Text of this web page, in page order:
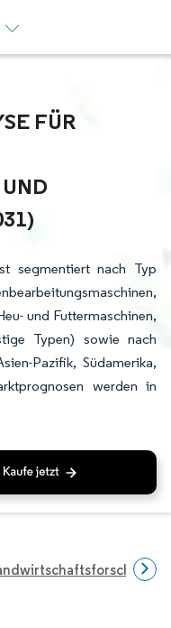
FÜR L
P
segmentiert nach Typ
und Futtermaschinen,
Typen) sowie nach
Pazifik, Südamerika,
werden in